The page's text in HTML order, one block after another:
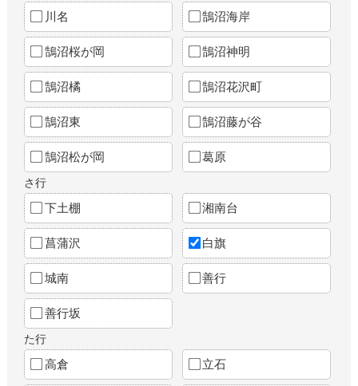
川名 鵠沼海岸
鵠沼桜が岡 鵠沼神明
鵠沼橘 鵠沼花沢町
鵠沼東 鵠沼藤が谷
鵠沼松が岡 葛原
さ行
下土棚 湘南台
菖蒲沢 白旗
城南 善行
善行坂
た行
高倉 立石